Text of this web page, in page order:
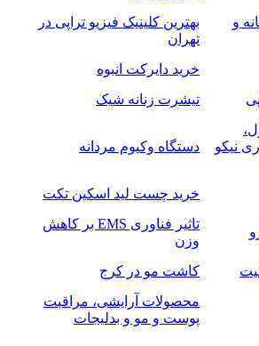
و
بهترین کلینیک فیزیو تراپی در
تهران
خرید دایرکت انبوه
تیشرت زنانه شیک
نیکو
دستگاه وکیوم مردانه
خرید چست لید اسکین تکت
تاثیر فناوری EMS بر کاهش
وزن
کاشت مو در کرج
محصولات آرایشی، مراقبت
پوست و مو و بدلیجات